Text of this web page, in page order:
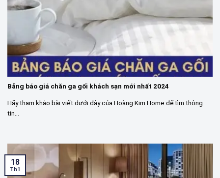
Bảng báo giá chăn ga gối khách sạn mới nhất 2024
Hãy tham khảo bài viết dưới đây của Hoàng Kim Home để tìm thông
tin...
18
Th1